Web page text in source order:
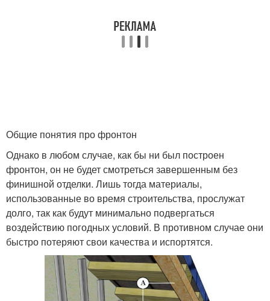
Общие понятия про фронтон
Однако в любом случае, как бы ни был построен
фронтон, он не будет смотреться завершенным без
финишной отделки. Лишь тогда материалы,
использованные во время строительства, прослужат
долго, так как будут минимально подвергаться
воздействию погодных условий. В противном случае они
быстро потеряют свои качества и испортятся.